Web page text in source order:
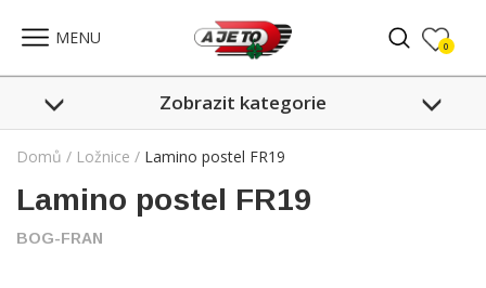
MENU 0
Celkem:0 ,- PŘEJÍT DO SEZNAMU
Zobrazit kategorie
Domů / Ložnice / Lamino postel FR19
Lamino postel FR19
BOG-FRAN